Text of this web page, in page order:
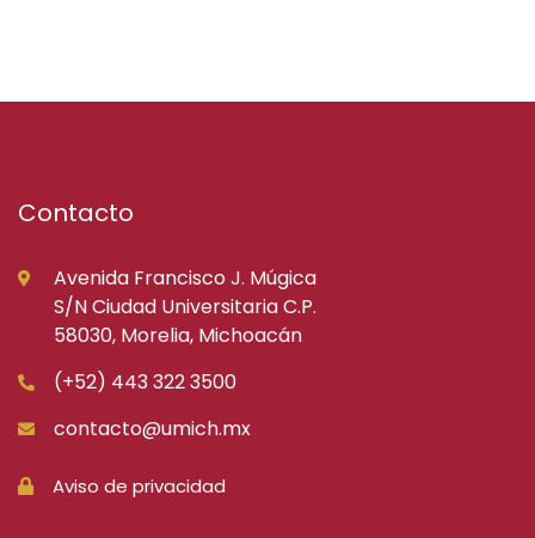
Contacto
Avenida Francisco J. Múgica
S/N Ciudad Universitaria C.P.
58030, Morelia, Michoacán
(+52) 443 322 3500
contacto@umich.mx
Aviso de privacidad